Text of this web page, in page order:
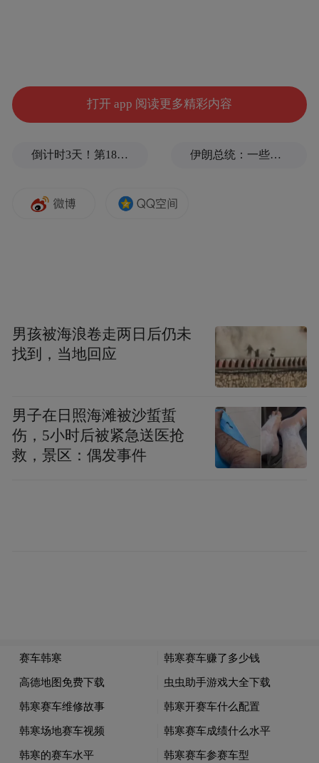
打开 app 阅读更多精彩内容
倒计时3天！第18届影响世界华人盛典即将启幕 伊朗总统：一些人认为美欧会出现通货膨胀，伊朗不会，我无法理解
男孩被海浪卷走两日后仍未
找到，当地回应
男子在日照海滩被沙蜇蜇
伤，5小时后被紧急送医抢
救，景区：偶发事件